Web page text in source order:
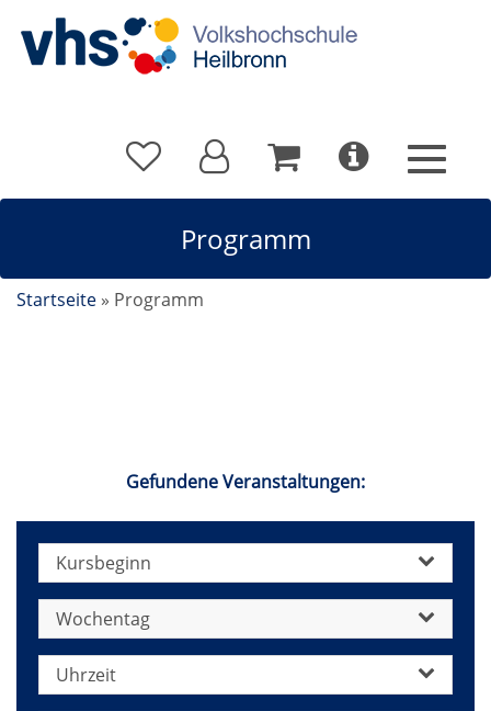
Programm
Startseite » Programm
Gefundene Veranstaltungen:
Kursbeginn
Wochentag
Uhrzeit